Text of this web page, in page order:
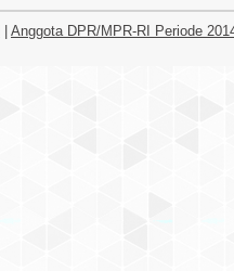
Anggota DPR/MPR-RI Periode